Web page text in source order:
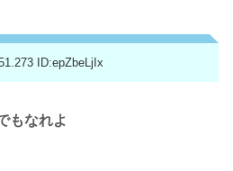
ID:epZbeLjIx
もなれよ